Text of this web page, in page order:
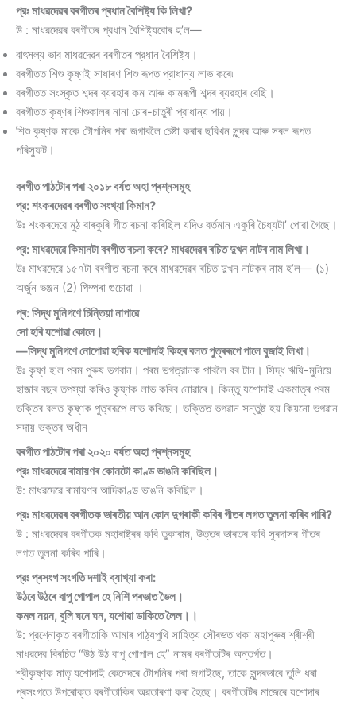
প্রঃ মাধৱদেৱৰ বৰগীতৰ প্ৰধান বৈশিষ্ট্য কি লিখা?
উ : মাধৱদেৱৰ বৰগীতৰ প্রধান বৈশিষ্ট্যবােৰ হ’ল—
বাৎসল্য ভাব মাধৱদেৱৰ বৰগীতৰ প্রধান বৈশিষ্ট্য।
বৰগীতত শিশু কৃষ্ণই সাধাৰণ শিশু ৰূপত প্রাধান্য লাভ কৰে৷
বৰগীতত সংস্কৃত শব্দৰ ব্যৱহাৰ কম আৰু কামৰূপী শব্দৰ ব্যৱহাৰ বেছি।
বৰগীতত কৃষ্ণৰ শিশুকালৰ নানা চোৰ-চাতুৰী প্রাধান্য পায়।
শিশু কৃষ্ণক মাকে টোপনিৰ পৰা জগাবলৈ চেষ্টা কৰাৰ ছবিখন সুন্দৰ আৰু সৰল ৰূপত
পৰিস্ফুট।
বৰগীত পাঠটোৰ পৰা ২০১৮ বৰ্ষত অহা প্ৰশ্নসমূহ
প্র: শংকৰদেৱৰ বৰগীত সংখ্যা কিমান?
উঃ শংকৰদেৱে মুঠ বাৰকুৰি গীত ৰচনা কৰিছিল যদিও বর্তমান একুৰি চৈধ্যটা’ পােৱা গৈছে।
প্র: মাধৱদেৱে কিমানটা বৰগীত ৰচনা কৰে? মাধৱদেৱৰ ৰচিত দুখন নাটৰ নাম লিখা।
উঃ মাধৱদেৱে ১৫৭টা বৰগীত ৰচনা কৰে মাধৱদেৱৰ ৰচিত দুখন নাটকৰ নাম হ’ল— (১)
অর্জুন ভঞ্জন (2) পিম্পৰা গুচোৱা ।
প্ৰ: সিদ্ধ মুনিগণে চিন্তিয়া নাপাৱে
সাে হৰি যশােৱা কোলে।
—সিদ্ধ মুনিগণে নােপােৱা হৰিক যশােদাই কিহৰ বলত পুত্ৰৰূপে পালে বুজাই লিখা।
উঃ কৃষ্ণ হ’ল পৰম পুৰুষ ভগবান। পৰম ভগত্রানক পাবলৈ বৰ টান। সিদ্ধ ঋষি-মুনিয়ে
হাজাৰ বছৰ তপস্যা কৰিও কৃষ্ণক লাভ কৰিব নােৱাৰে। কিন্তু যশােদাই একমাত্ৰ পৰম
ভক্তিৰ বলত কৃষ্ণক পুত্ৰৰূপে লাভ কৰিছে। ভক্তিত ভগৱান সন্তুষ্ট হয় কিয়নাে ভগৱান
সদায় ভক্তৰ অধীন
বৰগীত পাঠটোৰ পৰা ২০২০ বৰ্ষত অহা প্ৰশ্নসমূহ
প্রঃ মাধৱদেৱে ৰামায়ণৰ কোনটো কাণ্ড ভাঙনি কৰিছিল।
উ: মাধৱদেৱে ৰামায়ণৰ আদিকাণ্ড ভাঙনি কৰিছিল।
প্রঃ মাধৱদেৱৰ বৰগীতক ভাৰতীয় আন কোন দুগৰাকী কবিৰ গীতৰ লগত তুলনা কৰিব পাৰি?
উ : মাধৱদেৱৰ বৰগীতক মহাৰাষ্ট্ৰৰ কবি তুকাৰাম, উত্তৰ ভাৰতৰ কবি সুৰদাসৰ গীতৰ
লগত তুলনা কৰিব পাৰি।
প্রঃ প্ৰসংগ সংগতি দশাই ব্যাখ্যা কৰা:
উঠবে উঠৰে বাপু গােপাল হে নিশি পৰভাত ভৈল।
কমল নয়ন, বুলি ঘনে ঘন, যশােৱা ডাকিতে লৈল।।
উ: প্রশ্নোকৃত বৰগীতাকি আমাৰ পাঠ্যপুথি সাহিত্য সৌৰভত থকা মহাপুৰুষ শ্ৰীশ্ৰী
মাধৱদেৱ বিৰচিত “উঠ উঠ বাপু গােপাল হে” নামৰ বৰগীতটিৰ অন্তৰ্গত।
শ্রীকৃষ্ণক মাতৃ যশােদাই কেনেদৰে টোপনিৰ পৰা জগাইছে, তাকে সুন্দৰভাবে তুলি ধৰা
প্ৰসংগতে উপৰােক্ত বৰগীতাকিৰ অৱতাৰণা কৰা হৈছে। বৰগীতটিৰ মাজেৰে যশােদাৰ